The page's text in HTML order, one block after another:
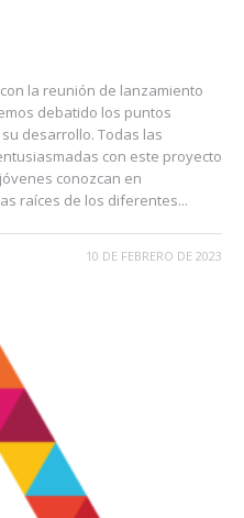
la reunión de lanzamiento
debatido los puntos
desarrollo. Todas las
con este proyecto
conozcan en
raíces de los diferentes...
10 DE FEBRERO DE 2023